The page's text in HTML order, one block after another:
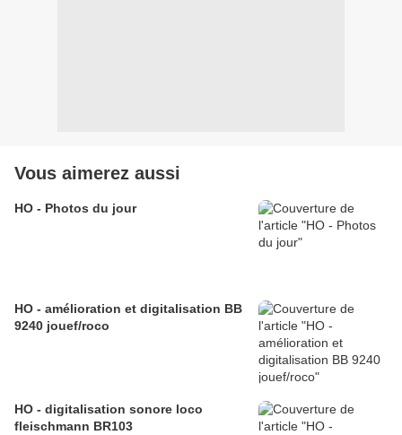
Vous aimerez aussi
HO - Photos du jour
HO - amélioration et digitalisation BB
9240 jouef/roco
HO - digitalisation sonore loco
fleischmann BR103